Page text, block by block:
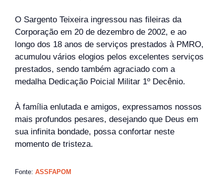
O Sargento Teixeira ingressou nas fileiras da
Corporação em 20 de dezembro de 2002, e ao
longo dos 18 anos de serviços prestados à PMRO,
acumulou vários elogios pelos excelentes serviços
prestados, sendo também agraciado com a
medalha Dedicação Poicial Militar 1º Decênio.
À família enlutada e amigos, expressamos nossos
mais profundos pesares, desejando que Deus em
sua infinita bondade, possa confortar neste
momento de tristeza.
Fonte: ASSFAPOM